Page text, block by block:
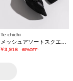
Te chichi
￥3,916 -60%OFF-